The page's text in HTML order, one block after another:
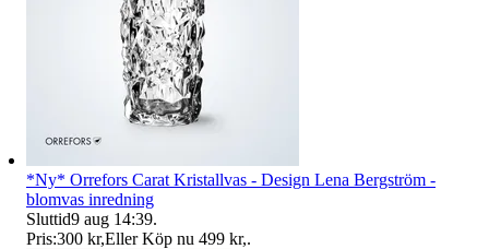
*Ny* Orrefors Carat Kristallvas - Design Lena Bergström -
blomvas inredning
Sluttid9 aug 14:39.
Pris:300 kr,Eller Köp nu 499 kr,.